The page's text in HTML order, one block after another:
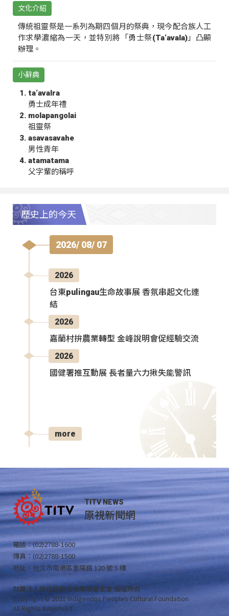
文化介紹
傳統祖靈祭是一系列為期四個月的祭典，現今配合族人工
作求學濃縮為一天，並特別將「勇士祭(Ta‘avala)」凸顯
辦理。
小辭典
ta‘avalra
勇士成年禮
molapangolai
祖靈祭
asavasavahe
男性青年
atamatama
父字輩的稱呼
歷史上的今天
2026/ 08/ 07
2026
台東pulingau生命故事展 香氛串起文化連
結
2026
嘉蘭村拚農業轉型 金峰說明會促經驗交流
2026
國健署推互動展 長者量六力揪失能警訊
more
TITV NEWS
原視新聞網
電話：(02)2788-1600
傳真：(02)2788-1500
地址：台北市南港區重陽路 120 號 5 樓
財團法人原住民族文化事業基金會 版權所有
Copyright © 2021 Indigenous Peoples Cultural Foundation
All Rights Reserved .